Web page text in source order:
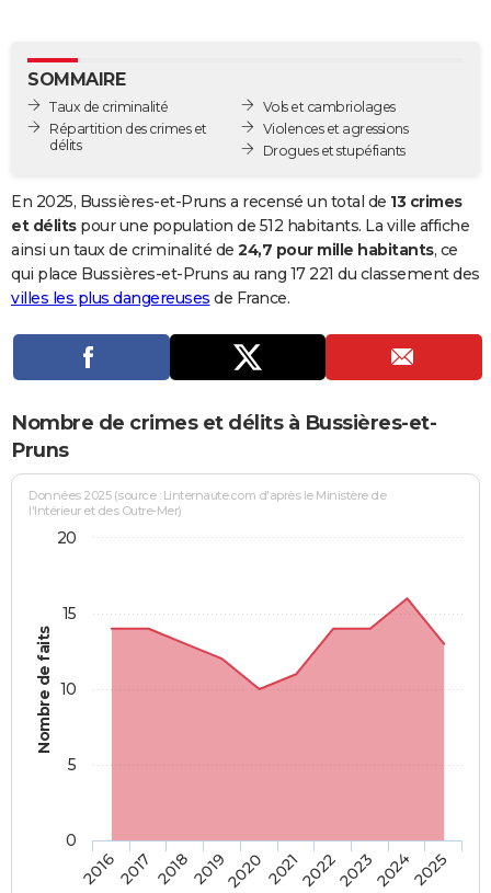
GUIDES D'ACHAT
BONS PLANS
Carte de Noël
Carte Bonne année
Carte Saint-Valentin
Carte Pâques
Carte d'anniversaire
DICTIONNAIRE
Dictionnaire
Biographies
Citations
Expressions
Proverbes
PROGRAMME TV
COPAINS D'AVANT
S'inscrire
Se connecter
Lycées
Collèges
Primaires
Universités
Entreprises
Service militaire
Avis de recherche
AVIS DE DÉCÈS
FORUM
Bricolage
Lifestyle
Culture
Sport
Auto
Television
Voyage
Cinema
SOMMAIRE
Taux de criminalité
Répartition des crimes et
délits
Vols et cambriolages
Violences et agressions
Drogues et stupéfiants
En 2025, Bussières-et-Pruns a recensé un total de 13 crimes
et délitspour une population de 512 habitants. La ville affiche
ainsi un taux de criminalité de 24,7 pour mille habitants, ce
qui place Bussières-et-Pruns au rang 17 221 du classement des
villes les plus dangereuses de France.
Nombre de crimes et délits à Bussières-et-
Pruns
Nombre de faits
Données 2025 (source : Linternaute.com d'après le Ministère de
l'Intérieur et des Outre-Mer)
20162017 20182019202020212022202320242025
0
5
10
15
20